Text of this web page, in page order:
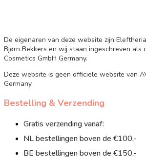
De eigenaren van deze website zijn
Bjørn Bekkers en wij staan ingeschreven als
Cosmetics GmbH Germany.
Deze website is geen officiële website van
Germany.
Bestelling & Verzending
Gratis verzending vanaf:
NL bestellingen boven de €100,-
BE bestellingen boven de €150,-